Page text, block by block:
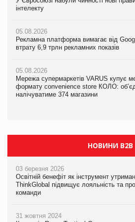
інтелекту
05.08.2026
Рекламна платформа вимагає від
втрату 6,9 трлн рекламних показів
05.08.2026
Мережа супермаркетів VARUS купує
формату convenience store КОЛО:
налічуватиме 374 магазини
інтелекту
05.08.2026
Рекламна платформа вимагає від
втрату 6,9 трлн рекламних показів
05.08.2026
Мережа супермаркетів VARUS купує
формату convenience store КОЛО:
налічуватиме 374 магазини
інтелекту
05.08.2026
Рекламна платформа вимагає від
втрату 6,9 трлн рекламних показів
05.08.2026
Adidas витратила понад $1 млрд на
НОВИНИ B2B
03 березня 2026
Освітній бенефіт як інструмент
ThinkGlobal підвищує лояльність та
команди
31 жовтня 2024